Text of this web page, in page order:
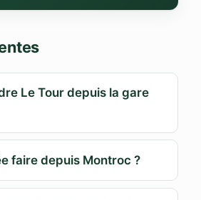
Le Tour depuis la gare
faire depuis Montroc ?